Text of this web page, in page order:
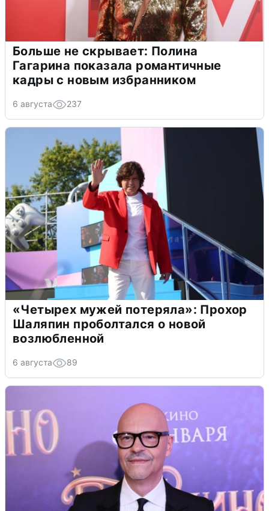
Больше не скрывает: Полина
Гагарина показала романтичные
кадры с новым избранником
6 августа 237
«Четырех мужей потеряла»: Прохор
Шаляпин проболтался о новой
возлюбленной
6 августа 89